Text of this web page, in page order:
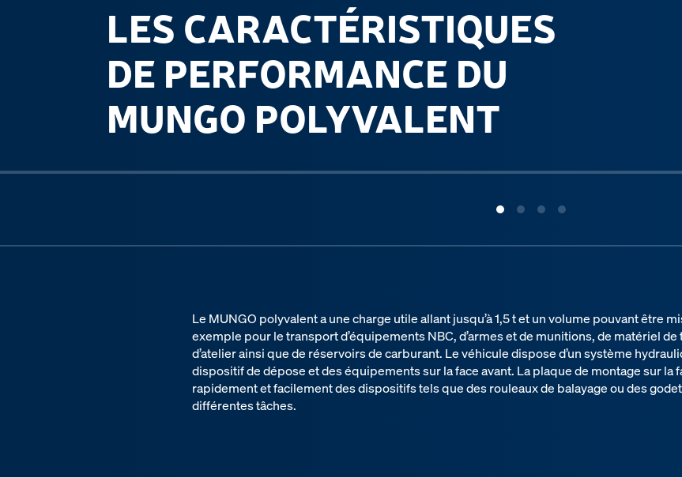
LES CARACTÉRISTIQUES
DE PERFORMANCE DU
MUNGO POLYVALENT
Le MUNGO polyvalent a une charge utile allant jusqu’à 1,5 t et un volume pouvant être
exemple pour le transport d’équipements NBC, d’armes et de munitions, de matériel
d’atelier ainsi que de réservoirs de carburant. Le véhicule dispose d’un système
dispositif de dépose et des équipements sur la face avant. La plaque de montage sur la
rapidement et facilement des dispositifs tels que des rouleaux de balayage ou des
différentes tâches.